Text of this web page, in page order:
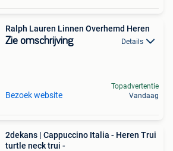
Ralph Lauren Linnen Overhemd Heren
Zie omschrijving Details
Bezoek website
Topadvertentie
Vandaag
2dekans | Cappuccino Italia - Heren Trui
turtle neck trui -